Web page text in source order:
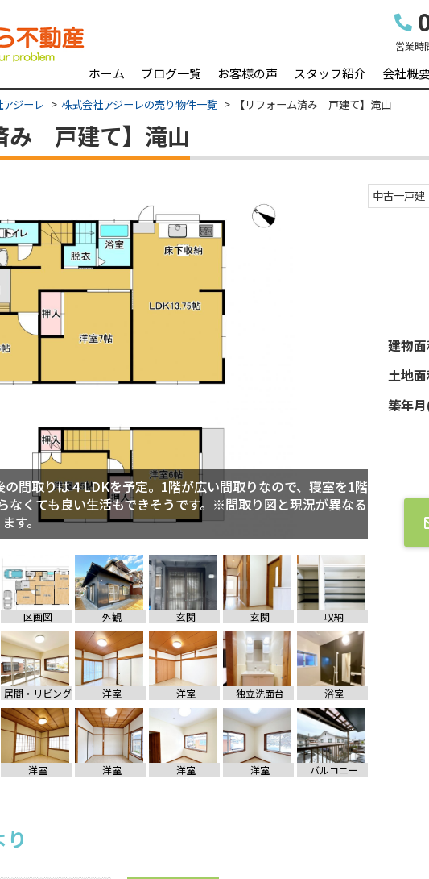
営業時
ホーム ブログ一覧 お客様の声 スタッフ紹介 会社概
ジーレ 株式会社アジーレの売り物件一覧 【リフォーム済み 戸建て】滝山
み 戸建て】滝山
の間取りは４LDKを予定。1階が広い間取りなので、寝室を1階
なくても良い生活もできそうです。※間取り図と現況が異なる
す。
事を行い、2台駐車可能になりました。
区画図 外観 玄関 玄関 収納
居間・リビング 洋室 洋室 独立洗面台 浴室
洋室 洋室 洋室 洋室 バルコニー
中古一戸建
建物
土地
築年